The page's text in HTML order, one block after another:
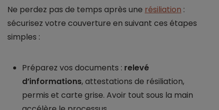
Ne perdez pas de temps après une résiliation :
sécurisez votre couverture en suivant ces étapes
simples :
Préparez vos documents : relevé
d’informations, attestations de résiliation,
permis et carte grise. Avoir tout sous la main